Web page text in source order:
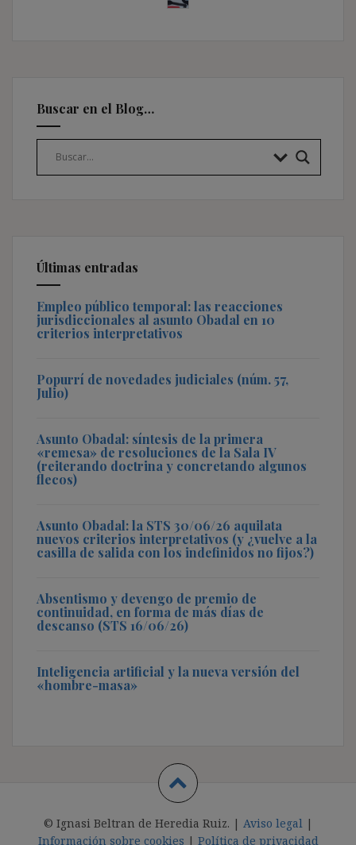
Buscar en el Blog…
Últimas entradas
Empleo público temporal: las reacciones
jurisdiccionales al asunto Obadal en 10
criterios interpretativos
Popurrí de novedades judiciales (núm. 57,
Julio)
Asunto Obadal: síntesis de la primera
«remesa» de resoluciones de la Sala IV
(reiterando doctrina y concretando algunos
flecos)
Asunto Obadal: la STS 30/06/26 aquilata
nuevos criterios interpretativos (y ¿vuelve a la
casilla de salida con los indefinidos no fijos?)
Absentismo y devengo de premio de
continuidad, en forma de más días de
descanso (STS 16/06/26)
Inteligencia artificial y la nueva versión del
«hombre-masa»
© Ignasi Beltran de Heredia Ruiz. | Aviso legal |
Información sobre cookies | Política de privacidad